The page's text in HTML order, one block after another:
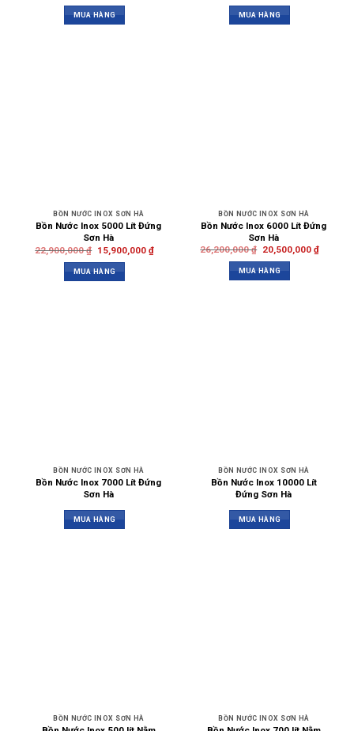
MUA HÀNG MUA HÀNG
BỒN NƯỚC INOX SƠN HÀ
Bồn Nước Inox 5000 Lít Đứng
Sơn Hà
22,900,000₫ 15,900,000 ₫
MUA HÀNG
BỒN NƯỚC INOX SƠN HÀ
Bồn Nước Inox 6000 Lít Đứng
Sơn Hà
26,200,000₫ 20,500,000 ₫
MUA HÀNG
BỒN NƯỚC INOX SƠN HÀ
Bồn Nước Inox 7000 Lít Đứng
Sơn Hà
MUA HÀNG
BỒN NƯỚC INOX SƠN HÀ
Bồn Nước Inox 10000 Lít
Đứng Sơn Hà
MUA HÀNG
BỒN NƯỚC INOX SƠN HÀ BỒN NƯỚC INOX SƠN HÀ